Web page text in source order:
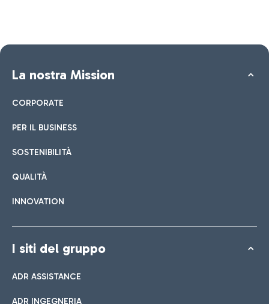
La nostra Mission
CORPORATE
PER IL BUSINESS
SOSTENIBILITÀ
QUALITÀ
INNOVATION
I siti del gruppo
ADR ASSISTANCE
ADR INGEGNERIA